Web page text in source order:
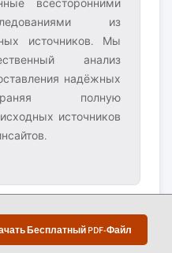
Бесплатный PDF-Файл
всесторонними
из
источников. Мы
анализ
надёжных
полную
источников